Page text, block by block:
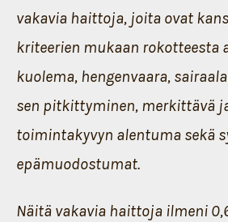
vakavia haittoja, joita ovat
kriteerien mukaan rokotteesta
kuolema, hengenvaara,
sen pitkittyminen, merkittävä
toimintakyvyn alentuma sekä
epämuodostumat.
Näitä vakavia haittoja ilmeni